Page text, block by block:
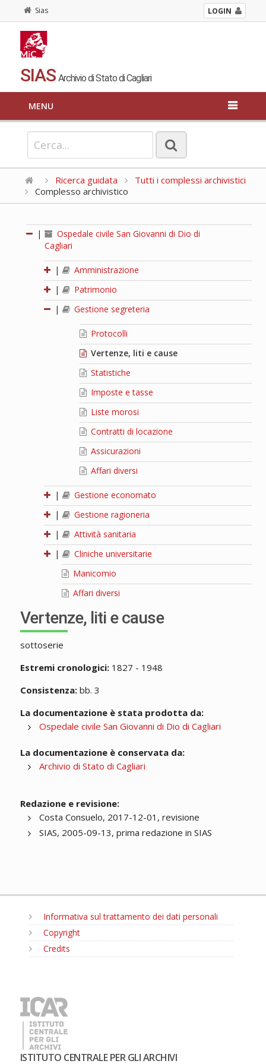
Sias LOGIN
SIAS Archivio di Stato di Cagliari
MENU
Ricerca guidata
Tutti i complessi archivistici
Complesso archivistico
|
Ospedale civile San Giovanni di Dio di
Cagliari
|
Amministrazione
|
Patrimonio
|
Gestione segreteria
Protocolli
Vertenze, liti e cause
Statistiche
Imposte e tasse
Liste morosi
Contratti di locazione
Assicurazioni
Affari diversi
|
Gestione economato
|
Gestione ragioneria
|
Attività sanitaria
|
Cliniche universitarie
Manicomio
Affari diversi
Vertenze, liti e cause
sottoserie
Estremi cronologici:1827 - 1948
Consistenza:bb. 3
La documentazione è stata prodotta da:
Ospedale civile San Giovanni di Dio di Cagliari
La documentazione è conservata da:
Archivio di Stato di Cagliari
Redazione e revisione:
Costa Consuelo, 2017-12-01, revisione
SIAS, 2005-09-13, prima redazione in SIAS
Informativa sul trattamento dei dati personali
Copyright
Credits
ISTITUTO CENTRALE PER GLI ARCHIVI